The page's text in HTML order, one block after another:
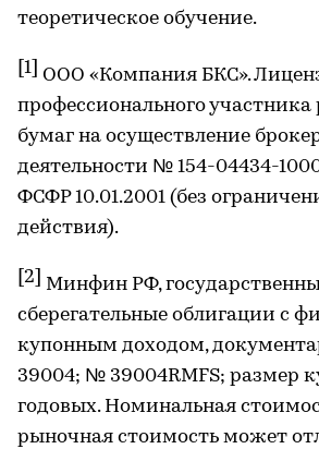
теоретическое обучение.
[1] ООО «Компания БКС».
профессионального
бумаг на осуществление
деятельности № 154-04434-
ФСФР 10.01.2001 (без
действия).
[2] Минфин РФ,
сберегательные облигации с
купонным доходом,
39004; № 39004RMFS; размер
годовых. Номинальная
рыночная стоимость может